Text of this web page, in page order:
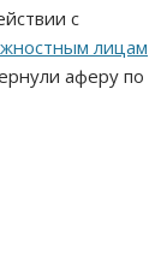
с
лицам
аферу по